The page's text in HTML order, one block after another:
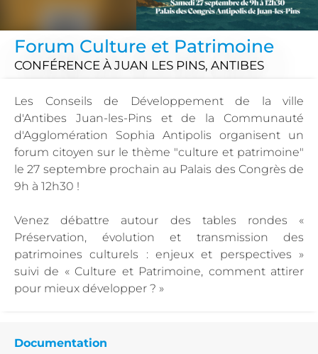
Forum Culture et Patrimoine
CONFÉRENCE À JUAN LES PINS, ANTIBES
Les Conseils de Développement de la ville
d'Antibes Juan-les-Pins et de la Communauté
d'Agglomération Sophia Antipolis organisent un
forum citoyen sur le thème "culture et patrimoine"
le 27 septembre prochain au Palais des Congrès de
9h à 12h30 !
Venez débattre autour des tables rondes «
Préservation, évolution et transmission des
patrimoines culturels : enjeux et perspectives »
suivi de « Culture et Patrimoine, comment attirer
pour mieux développer ? »
Documentation